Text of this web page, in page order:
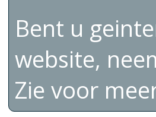
Bent u
website,
Zie voor